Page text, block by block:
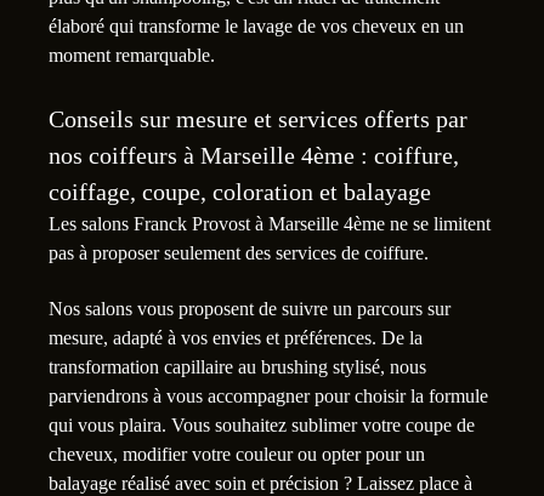
élaboré qui transforme le lavage de vos cheveux en un
moment remarquable.
Conseils sur mesure et services offerts par
nos coiffeurs à Marseille 4ème : coiffure,
coiffage, coupe, coloration et balayage
Les salons Franck Provost à Marseille 4ème ne se limitent
pas à proposer seulement des services de coiffure.
Nos salons vous proposent de suivre un parcours sur
mesure, adapté à vos envies et préférences. De la
transformation capillaire au brushing stylisé, nous
parviendrons à vous accompagner pour choisir la formule
qui vous plaira. Vous souhaitez sublimer votre coupe de
cheveux, modifier votre couleur ou opter pour un
balayage réalisé avec soin et précision ? Laissez place à